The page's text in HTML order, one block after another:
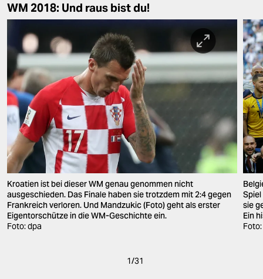
WM 2018: Und raus bist du!
Kroatien ist bei dieser WM genau genommen nicht
ausgeschieden. Das Finale haben sie trotzdem mit 2:4 gegen
Frankreich verloren. Und Mandzukic (Foto) geht als erster
Eigentorschütze in die WM-Geschichte ein.
Foto: dpa
sie
Ein
1/31